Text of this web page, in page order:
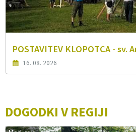
POSTAVITEV KLOPOTCA - sv.
16. 08. 2026
DOGODKI V REGIJI